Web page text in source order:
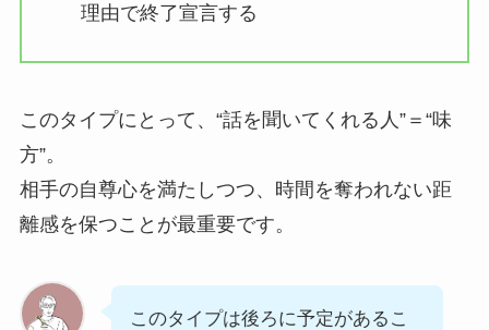
理由で終了宣言する
このタイプにとって、“話を聞いてくれる人”＝“味
方”。
相手の自尊心を満たしつつ、時間を奪われない距
離感を保つことが最重要です。
このタイプは後ろに予定があるこ